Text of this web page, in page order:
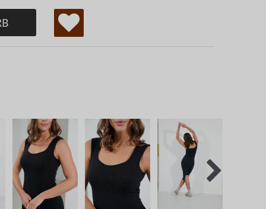
W
lis
te